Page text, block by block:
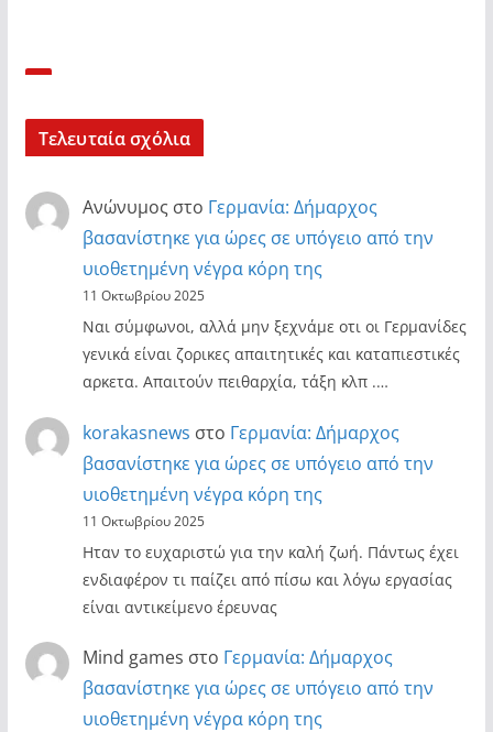
Τελευταία σχόλια
Ανώνυμος στο Γερμανία: Δήμαρχος
βασανίστηκε για ώρες σε υπόγειο από την
υιοθετημένη νέγρα κόρη της
11 Οκτωβρίου 2025
Ναι σύμφωνοι, αλλά μην ξεχνάμε οτι οι Γερμανίδες
γενικά είναι ζορικες απαιτητικές και καταπιεστικές
αρκετα. Απαιτούν πειθαρχία, τάξη κλπ .…
korakasnews στο Γερμανία: Δήμαρχος
βασανίστηκε για ώρες σε υπόγειο από την
υιοθετημένη νέγρα κόρη της
11 Οκτωβρίου 2025
Ηταν το ευχαριστώ για την καλή ζωή. Πάντως έχει
ενδιαφέρον τι παίζει από πίσω και λόγω εργασίας
είναι αντικείμενο έρευνας
Mind games στο Γερμανία: Δήμαρχος
βασανίστηκε για ώρες σε υπόγειο από την
υιοθετημένη νέγρα κόρη της